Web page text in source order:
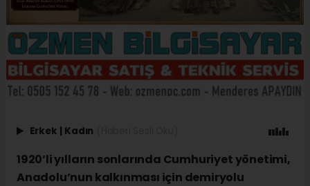
Erkek | Kadın
1920’li yılların sonlarında Cumhuriyet yönetimi,
Anadolu’nun kalkınması için demiryolu